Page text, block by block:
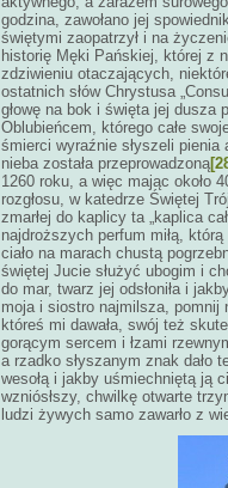
godzina, zawołano jej
świętymi zaopatrzył i na
historię Męki Pańskiej, której z
zdziwieniu otaczających,
ostatnich słów Chrystusa
głowę na bok i święta jej dusza
Oblubieńcem, którego całe
śmierci wyraźnie słyszeli
nieba została przeprowadzoną
1260 roku, a więc mając około
rozgłosu, w katedrze Świętej
zmarłej do kaplicy ta „kaplica
najdroższych perfum miłą,
ciało na marach chustą
świętej Jucie służyć ubogim i
do mar, twarz jej odsłoniła i
moja i siostro najmilsza, pomnij
któreś mi dawała, swój też
gorącym sercem i łzami
a rzadko słyszanym znak dało
wesołą i jakby uśmiechniętą ją
wzniósłszy, chwilkę otwarte
ludzi żywych samo zawarło z